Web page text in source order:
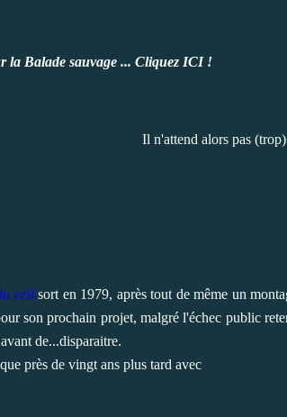
la Balade sauvage ... Cliquez ICI !
Il n'attend alors pas
ceilsort en 1979, après tout de même un
son prochain projet, malgré l'échec public
de...disparaitre.
près de vingt ans plus tard avec